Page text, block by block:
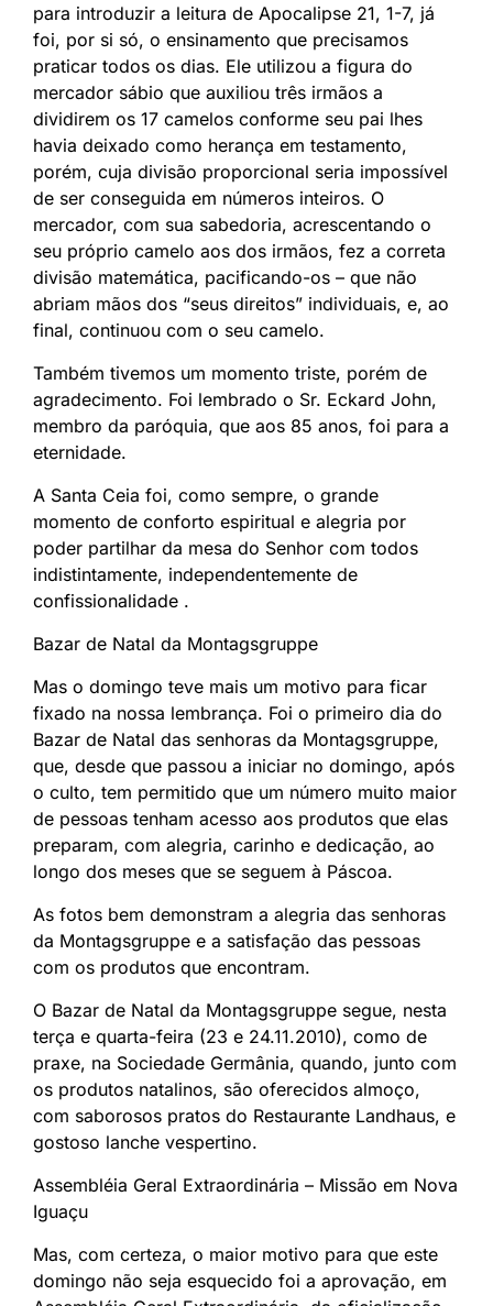
para introduzir a leitura de Apocalipse 21, 1-7, já
foi, por si só, o ensinamento que precisamos
praticar todos os dias. Ele utilizou a figura do
mercador sábio que auxiliou três irmãos a
dividirem os 17 camelos conforme seu pai lhes
havia deixado como herança em testamento,
porém, cuja divisão proporcional seria impossível
de ser conseguida em números inteiros. O
mercador, com sua sabedoria, acrescentando o
seu próprio camelo aos dos irmãos, fez a correta
divisão matemática, pacificando-os – que não
abriam mãos dos “seus direitos” individuais, e, ao
final, continuou com o seu camelo.
Também tivemos um momento triste, porém de
agradecimento. Foi lembrado o Sr. Eckard John,
membro da paróquia, que aos 85 anos, foi para a
eternidade.
A Santa Ceia foi, como sempre, o grande
momento de conforto espiritual e alegria por
poder partilhar da mesa do Senhor com todos
indistintamente, independentemente de
confissionalidade .
Bazar de Natal da Montagsgruppe
Mas o domingo teve mais um motivo para ficar
fixado na nossa lembrança. Foi o primeiro dia do
Bazar de Natal das senhoras da Montagsgruppe,
que, desde que passou a iniciar no domingo, após
o culto, tem permitido que um número muito maior
de pessoas tenham acesso aos produtos que elas
preparam, com alegria, carinho e dedicação, ao
longo dos meses que se seguem à Páscoa.
As fotos bem demonstram a alegria das senhoras
da Montagsgruppe e a satisfação das pessoas
com os produtos que encontram.
O Bazar de Natal da Montagsgruppe segue, nesta
terça e quarta-feira (23 e 24.11.2010), como de
praxe, na Sociedade Germânia, quando, junto com
os produtos natalinos, são oferecidos almoço,
com saborosos pratos do Restaurante Landhaus, e
gostoso lanche vespertino.
Assembléia Geral Extraordinária – Missão em Nova
Iguaçu
Mas, com certeza, o maior motivo para que este
domingo não seja esquecido foi a aprovação, em